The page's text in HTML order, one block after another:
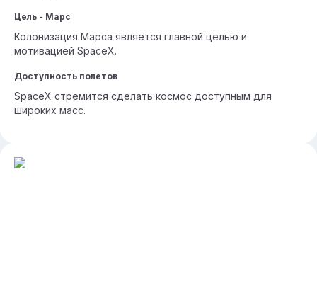
Цель - Марс
Колонизация Марса является главной целью и
мотивацией SpaceX.
Доступность полетов
SpaceX стремится сделать космос доступным для
широких масс.